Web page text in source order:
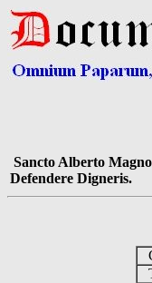
Sancto Alberto
Defendere Digneris.